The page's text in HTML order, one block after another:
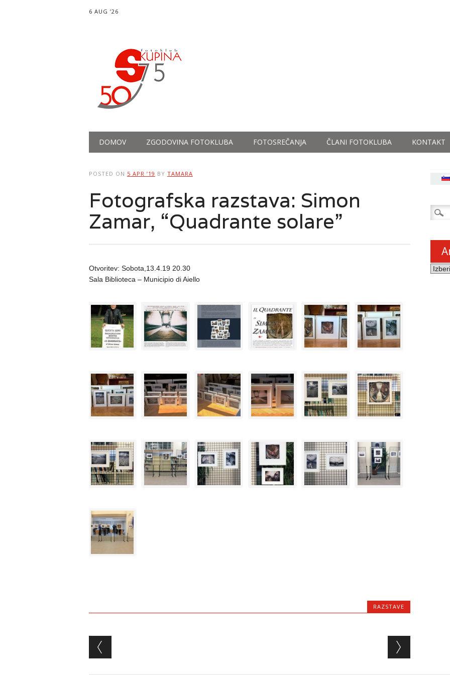
6 AUG ’26
Main menu
DOMOV ZGODOVINA FOTOKLUBA FOTOSREČANJA ČLANI FOTOKLUBA KONTAKT
POSTED ON 5 APR ’19 BY TAMARA
Fotografska razstava: Simon
Zamar, “Quadrante solare”
Otvoritev: Sobota,13.4.19 20.30
Sala Biblioteca – Municipio di Aiello
RAZSTAVE
Post navigation
Išči:
Arhiv